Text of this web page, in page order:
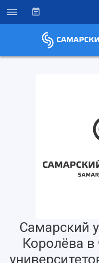
НАЗАД
Об университете
Новости
Образование
Научно-
Самарский
Королёва